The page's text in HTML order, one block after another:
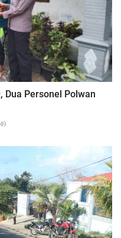
Dua Personel Polwan